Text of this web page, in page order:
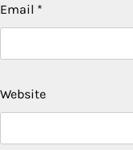
Email *
Website